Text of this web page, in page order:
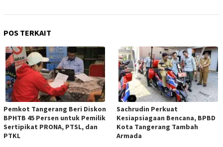
POS TERKAIT
Pemkot Tangerang Beri Diskon
BPHTB 45 Persen untuk Pemilik
Sertipikat PRONA, PTSL, dan
PTKL
Sachrudin Perkuat
Kesiapsiagaan Bencana, BPBD
Kota Tangerang Tambah
Armada